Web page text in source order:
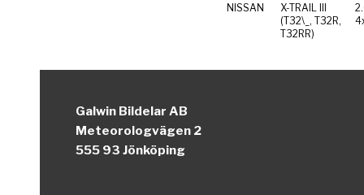
NISSAN
X-TRAIL III
(T32\_, T32R,
T32RR)
Galwin Bildelar AB
Meteorologvägen 2
555 93 Jönköping